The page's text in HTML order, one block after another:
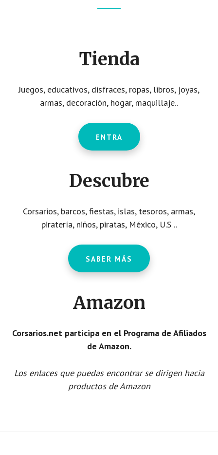
Tienda
Juegos, educativos, disfraces, ropas, libros, joyas,
armas, decoración, hogar, maquillaje..
ENTRA
Descubre
Corsarios, barcos, fiestas, islas, tesoros, armas,
piratería, niños, piratas, México, U.S ..
SABER MÁS
Amazon
Corsarios.net participa en el Programa de Afiliados
de Amazon.
Los enlaces que puedas encontrar se dirigen hacia
productos de Amazon